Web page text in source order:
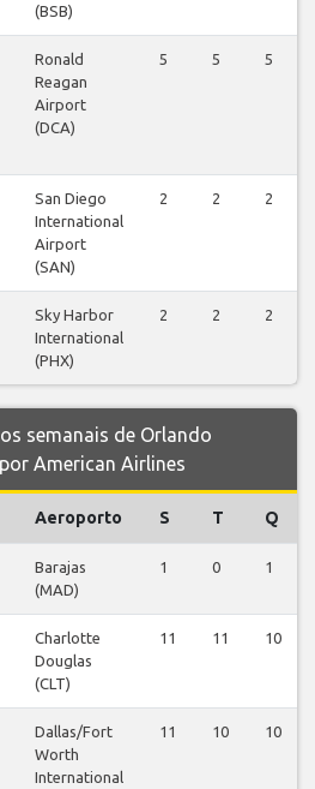
(BSB)
Ronald
Reagan
Airport
(DCA)
5 5 5
San Diego
International
Airport
(SAN)
2 2 2
Sky Harbor
International
(PHX)
2 2 2
semanais de Orlando
American Airlines
Aeroporto S T Q
Barajas
(MAD)
1 0 1
Charlotte
Douglas
(CLT)
11 11 10
Dallas/Fort
Worth
International
11 10 10